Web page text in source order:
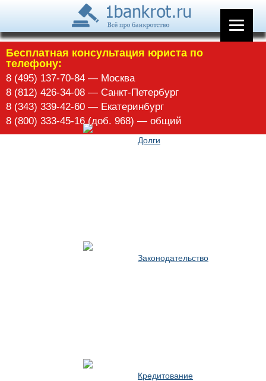
Бесплатная консультация юриста по
телефону:
8 (495) 137-70-84 — Москва
8 (812) 426-34-08 — Санкт-Петербург
8 (343) 339-42-60 — Екатеринбург
8 (800) 333-45-16 (доб. 968) — общий
Арбитражное управление
Долги
Законодательство
Кредитование